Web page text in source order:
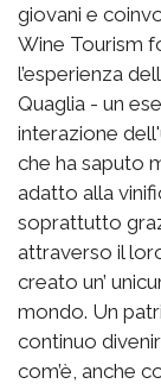
giovani e
Wine Tourism
l’esperienza
Quaglia - un
interazione
che ha saputo
adatto alla
soprattutto
attraverso il
creato un’
mondo. Un
continuo
com’è, anche